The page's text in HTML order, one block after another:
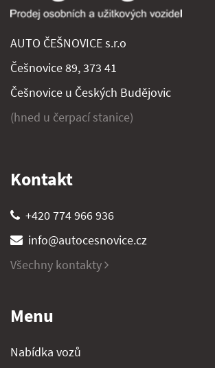
AUTO ČEŠNOVICE s.r.o
Češnovice 89, 373 41
Češnovice u Českých Budějovic
(hned u čerpací stanice)
Kontakt
+420 774 966 936
info@autocesnovice.cz
Všechny kontakty
Menu
Nabídka vozů